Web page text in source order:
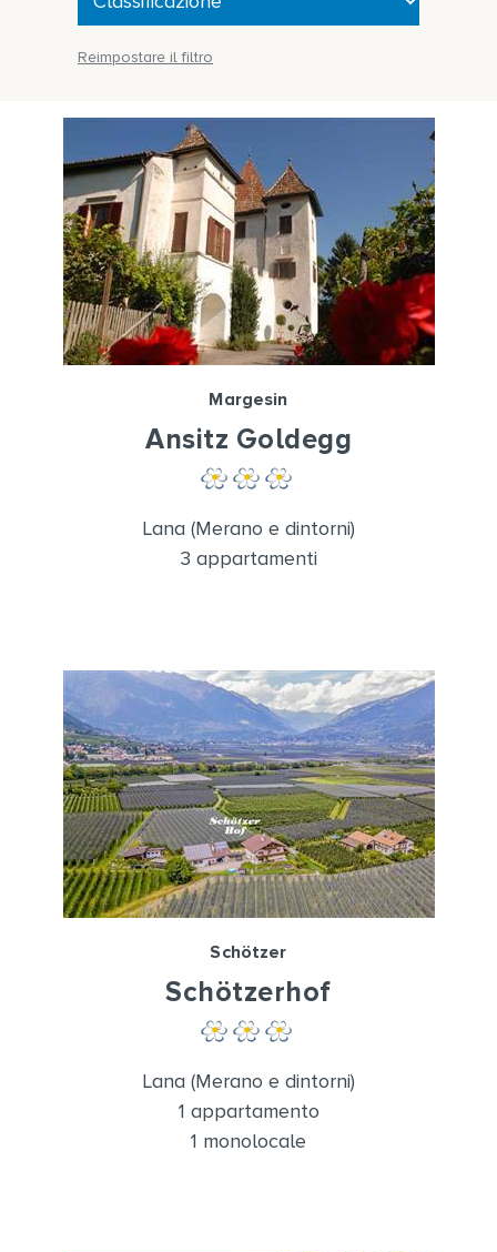
Reimpostare il filtro
Margesin
Ansitz Goldegg
Lana (Merano e dintorni)
3 appartamenti
Schötzer
Schötzerhof
Lana (Merano e dintorni)
1 appartamento
1 monolocale